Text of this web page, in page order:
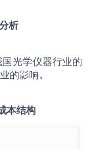
析
光学仪器行业的
的影响。
本结构